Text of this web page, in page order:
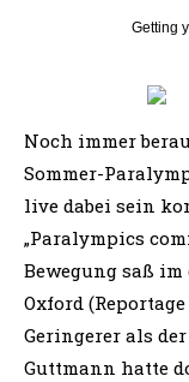
Getting
Noch immer
Sommer-
live dabei sein
„Paralympics
Bewegung saß
Oxford
Geringerer als
Guttmann hatte